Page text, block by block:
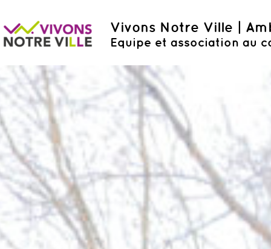
Vivons Notre Ville |
Equipe et association au